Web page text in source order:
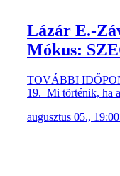
Lázár E.-
Mókus:
TOVÁBBI
19. Mi történik, ha
augusztus 05.,